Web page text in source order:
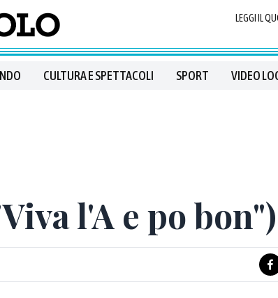
LEGGI IL
CULTURA E SPETTACOLI SPORT VIDEO
l'A e po bon")